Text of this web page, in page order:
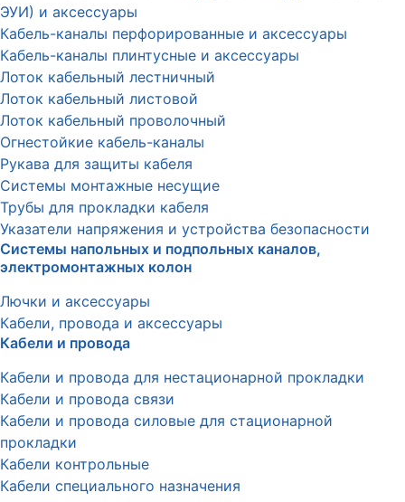
ЭУИ) и аксессуары
Кабель-каналы перфорированные и аксессуары
Кабель-каналы плинтусные и аксессуары
Лоток кабельный лестничный
Лоток кабельный листовой
Лоток кабельный проволочный
Огнестойкие кабель-каналы
Рукава для защиты кабеля
Системы монтажные несущие
Трубы для прокладки кабеля
Указатели напряжения и устройства безопасности
Системы напольных и подпольных каналов,
электромонтажных колон
Лючки и аксессуары
Кабели, провода и аксессуары
Кабели и провода
Кабели и провода для нестационарной прокладки
Кабели и провода связи
Кабели и провода силовые для стационарной
прокладки
Кабели контрольные
Кабели специального назначения